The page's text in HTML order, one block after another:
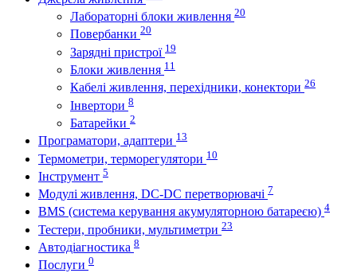
Лабораторні блоки живлення 20
Повербанки 20
Зарядні пристрої 19
Блоки живлення 11
Кабелі живлення, перехідники, конектори 26
Інвертори 8
Батарейки 2
Програматори, адаптери 13
Термометри, терморегулятори 10
Інструмент 5
Модулі живлення, DC-DC перетворювачі 7
BMS (система керування акумуляторною батареєю) 4
Тестери, пробники, мультиметри 23
Автодіагностика 8
Послуги 0